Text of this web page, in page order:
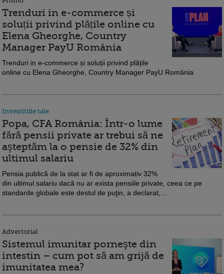
Trenduri in e-commerce și
soluții privind plățile online cu
Elena Gheorghe, Country
Manager PayU România
Trenduri in e-commerce și soluții privind plățile
online cu Elena Gheorghe, Country Manager PayU România
Investitiile tale
Popa, CFA România: Într-o lume
fără pensii private ar trebui să ne
aşteptăm la o pensie de 32% din
ultimul salariu
Pensia publică de la stat ar fi de aproximativ 32%
din ultimul salariu dacă nu ar exista pensiile private, ceea ce pe
standarde globale este destul de puţin, a declarat,...
Advertorial
Sistemul imunitar porneşte din
intestin – cum pot să am grijă de
imunitatea mea?